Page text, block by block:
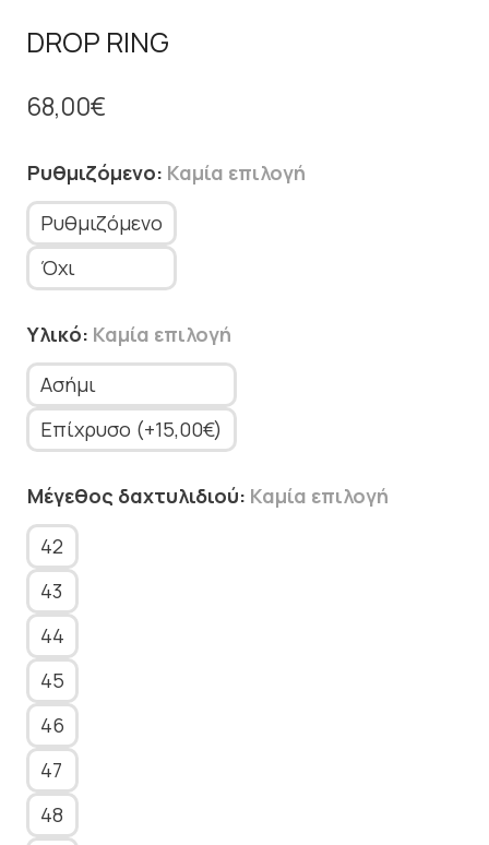
DROP RING
68,00€
Ρυθμιζόμενο: Καμία επιλογή
Ρυθμιζόμενο
Όχι
Υλικό: Καμία επιλογή
Ασήμι
Επίχρυσο (+15,00€)
Μέγεθος δαχτυλιδιού: Καμία επιλογή
42
43
44
45
46
47
48